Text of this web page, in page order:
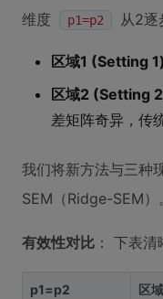
维度
p1=p2 从2逐
区域1 (Setting 1)
区域2 (Setting
差矩阵奇异，传
我们将新方法与三种
SEM（Ridge-SEM）。
有效性对比 ： 下表
p1=p2 区域